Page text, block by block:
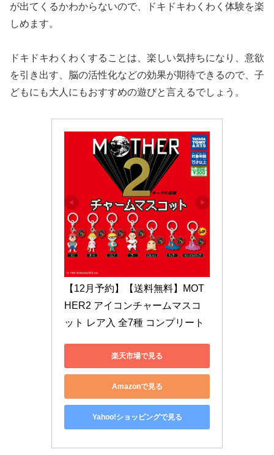
が出てくるかわからないので、ドキドキわくわく体験を楽
しめます。
ドキドキわくわくすることは、楽しい気持ちになり、意欲
を引き出す、脳の活性化などの効果が期待できるので、子
どもにも大人にもおすすめの遊びと言えるでしょう。
【12月予約】【送料無料】MOT
HER2 アイコンチャームマスコ
ット レア入 全7種 コンプリート
楽天市場で見る
Amazonで見る
Yahoo!ショッピングで見る